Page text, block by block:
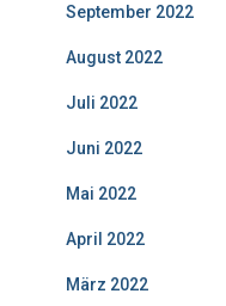
September 2022
August 2022
Juli 2022
Juni 2022
Mai 2022
April 2022
März 2022